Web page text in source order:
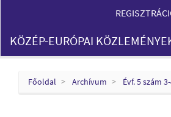
Content
Sidebar
KÖZÉP-EURÓPAI
Főoldal Archívum Évf. 5 szám